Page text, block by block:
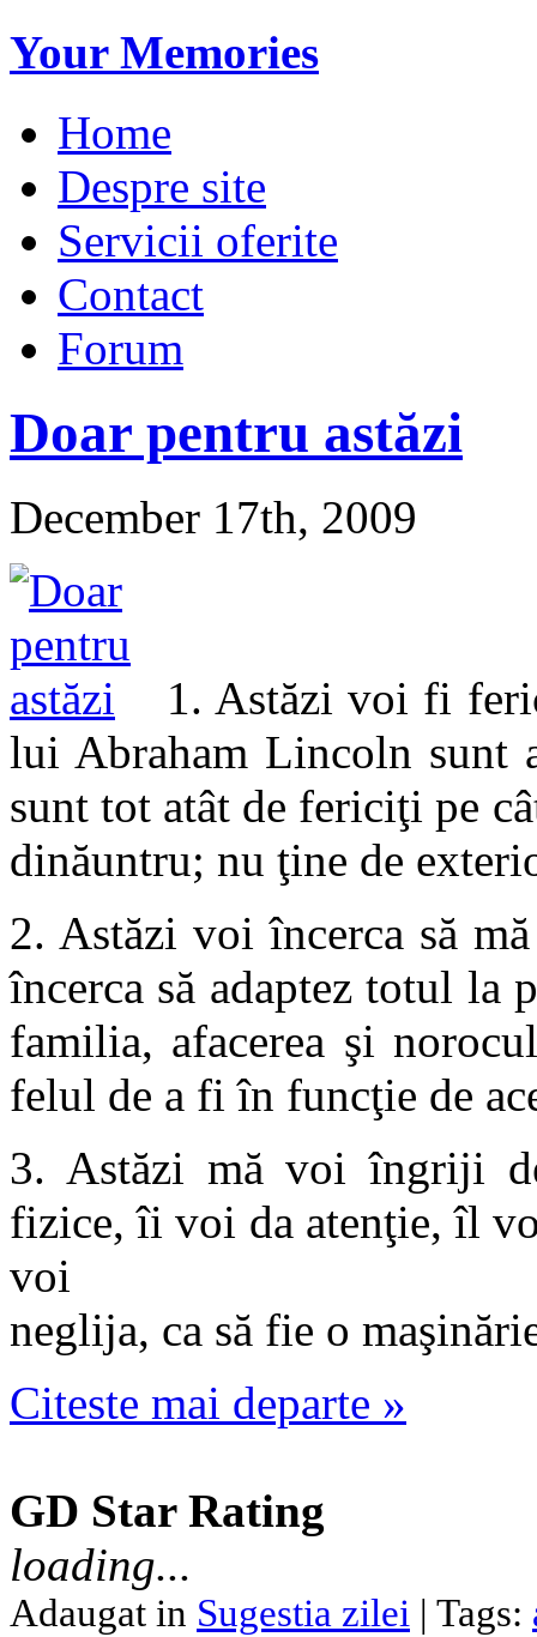
Your Memories
Home
Despre site
Servicii oferite
Contact
Forum
Doar pentru astăzi
December 17th, 2009
1. Astăzi voi fi
lui Abraham Lincoln sunt
sunt tot atât de fericiţi pe
dinăuntru; nu ţine de
2. Astăzi voi încerca să
încerca să adaptez totul
familia, afacerea şi
felul de a fi în funcţie de
3. Astăzi mă voi îngriji
fizice, îi voi da atenţie, îl
voi
neglija, ca să fie o
Citeste mai departe »
GD Star Rating
loading...
Adaugat in Sugestia zilei | Tags: